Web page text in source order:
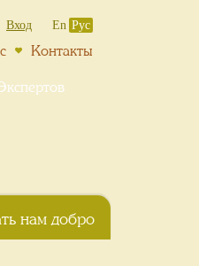
Вход En Рус
Контакты
нам добро